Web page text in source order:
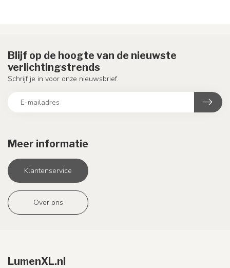
Meer informatie
Klantenservice
Over ons
Blijf op de hoogte van de nieuwste
verlichtingstrends
Schrijf je in voor onze nieuwsbrief.
LumenXL.nl